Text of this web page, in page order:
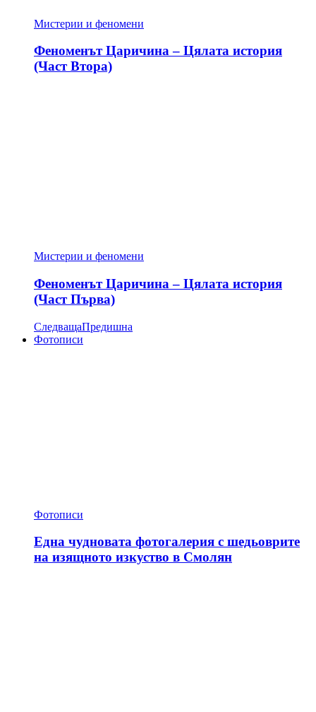
Мистерии и феномени
Феноменът Царичина – Цялата история
(Част Втора)
Мистерии и феномени
Феноменът Царичина – Цялата история
(Част Първа)
СледващаПредишна
Фотописи
Фотописи
Една чудновата фотогалерия с шедьоврите
на изящното изкуство в Смолян